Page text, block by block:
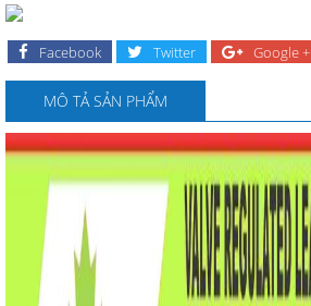
Facebook Twitter Google +
MÔ TẢ SẢN PHẨM